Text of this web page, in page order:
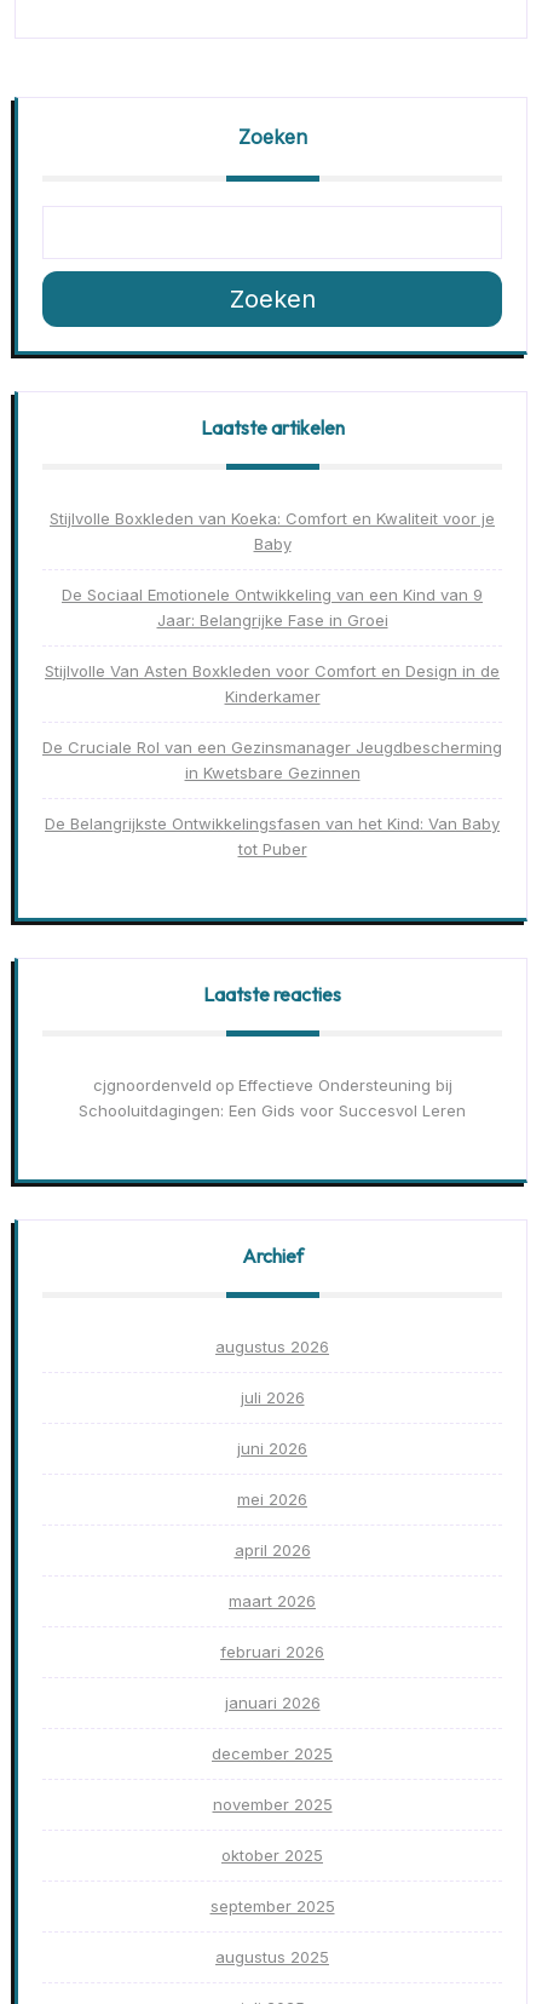
Zoeken
Zoeken
Laatste artikelen
Stijlvolle Boxkleden van Koeka: Comfort en Kwaliteit voor je
Baby
De Sociaal Emotionele Ontwikkeling van een Kind van 9
Jaar: Belangrijke Fase in Groei
Stijlvolle Van Asten Boxkleden voor Comfort en Design in de
Kinderkamer
De Cruciale Rol van een Gezinsmanager Jeugdbescherming
in Kwetsbare Gezinnen
De Belangrijkste Ontwikkelingsfasen van het Kind: Van Baby
tot Puber
Laatste reacties
cjgnoordenveld op Effectieve Ondersteuning bij
Schooluitdagingen: Een Gids voor Succesvol Leren
Archief
augustus 2026
juli 2026
juni 2026
mei 2026
april 2026
maart 2026
februari 2026
januari 2026
december 2025
november 2025
oktober 2025
september 2025
augustus 2025